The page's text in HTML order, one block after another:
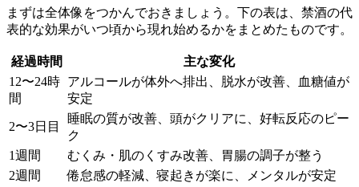
まずは全体像をつかんでおきましょう。下の表は、禁酒の代
表的な効果がいつ頃から現れ始めるかをまとめたものです。
経過時間
主な変化
12〜24時
間
アルコールが体外へ排出、脱水が改善、血糖値が
安定
2〜3日目
睡眠の質が改善、頭がクリアに、好転反応のピー
ク
1週間
むくみ・肌のくすみ改善、胃腸の調子が整う
2週間
倦怠感の軽減、寝起きが楽に、メンタルが安定